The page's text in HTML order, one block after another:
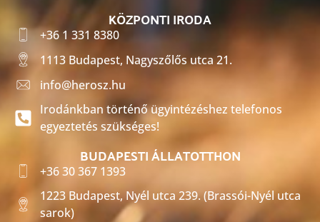
KÖZPONTI IRODA
+36 1 331 8380
1113 Budapest, Nagyszőlős utca 21.
info@herosz.hu
Irodánkban történő ügyintézéshez telefonos
egyeztetés szükséges!
BUDAPESTI ÁLLATOTTHON
+36 30 367 1393
1223 Budapest, Nyél utca 239. (Brassói-Nyél utca
sarok)